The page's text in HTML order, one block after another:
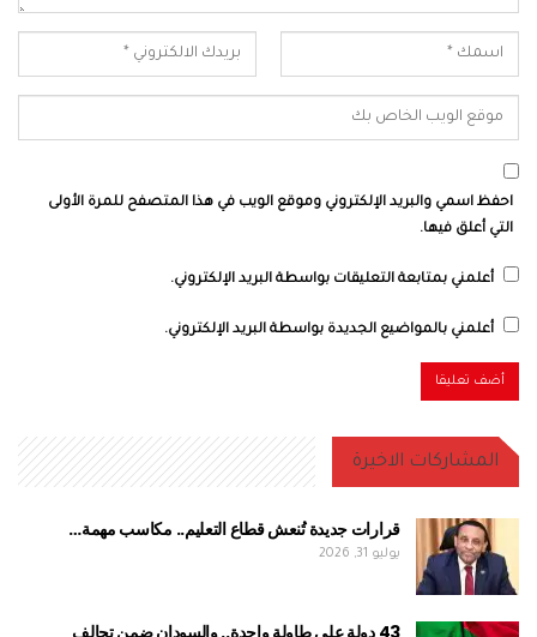
احفظ اسمي والبريد الإلكتروني وموقع الويب في هذا المتصفح للمرة الأولى
التي أعلق فيها.
أعلمني بمتابعة التعليقات بواسطة البريد الإلكتروني.
أعلمني بالمواضيع الجديدة بواسطة البريد الإلكتروني.
المشاركات الاخيرة
قرارات جديدة تُنعش قطاع التعليم.. مكاسب مهمة…
يوليو 31, 2026